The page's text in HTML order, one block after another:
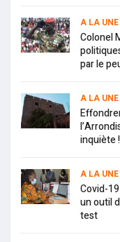
A LA UNE
Colonel
par le
A LA UNE
inquiète !
A LA UNE
Covid-
un outil
test